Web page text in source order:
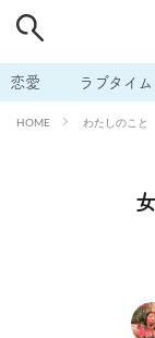
恋愛 ラブタイム
HOME わたしのこと
# 出会う方法